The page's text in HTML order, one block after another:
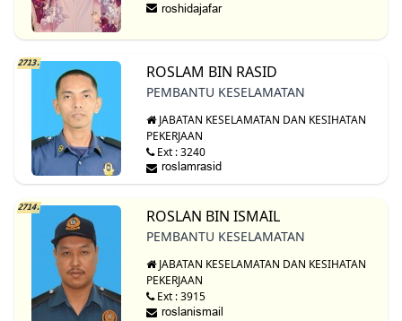
2713. ROSLAM BIN RASID
PEMBANTU KESELAMATAN
JABATAN KESELAMATAN DAN KESIHATAN
PEKERJAAN
Ext : 3240
2714. ROSLAN BIN ISMAIL
PEMBANTU KESELAMATAN
JABATAN KESELAMATAN DAN KESIHATAN
PEKERJAAN
Ext : 3915